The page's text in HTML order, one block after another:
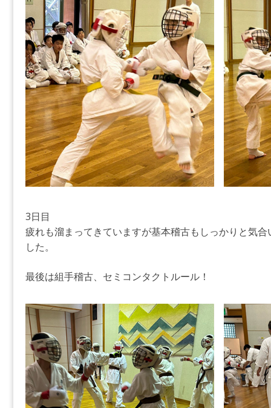
3日目
疲れも溜まってきていますが基本稽古もしっかりと気
した。
最後は組手稽古、セミコンタクトルール！